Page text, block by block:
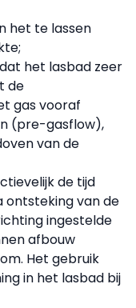
het te lassen
het lasbad zeer
de
gas vooraf
(pre-gasflow),
van de
de tijd
ontsteking van de
ingestelde
afbouw
Het gebruik
in het lasbad bij